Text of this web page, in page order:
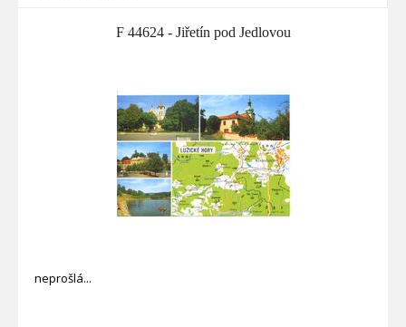
F 44624 - Jiřetín pod Jedlovou
neprošlá